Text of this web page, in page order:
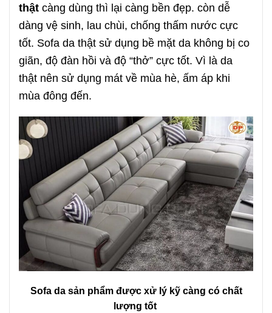
thật càng dùng thì lại càng bền đẹp. còn dễ
dàng vệ sinh, lau chùi, chống thấm nước cực
tốt. Sofa da thật sử dụng bề mặt da không bị co
giãn, độ đàn hồi và độ “thở” cực tốt. Vì là da
thật nên sử dụng mát về mùa hè, ấm áp khi
mùa đông đến.
Sofa da sản phẩm được xử lý kỹ càng có chất
lượng tốt